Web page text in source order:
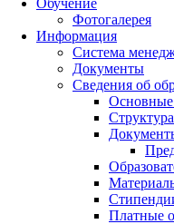
Обучение
Фотогалерея
Информация
Система
Документы
Сведения об
Основные
Платные